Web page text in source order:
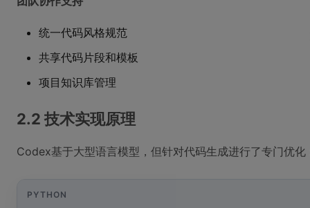
统一代码风格规范
共享代码片段和模板
项目知识库管理
2.2 技术实现原理
Codex基于大型语言模型，但针对代码生成进行了专门优化
PYTHON